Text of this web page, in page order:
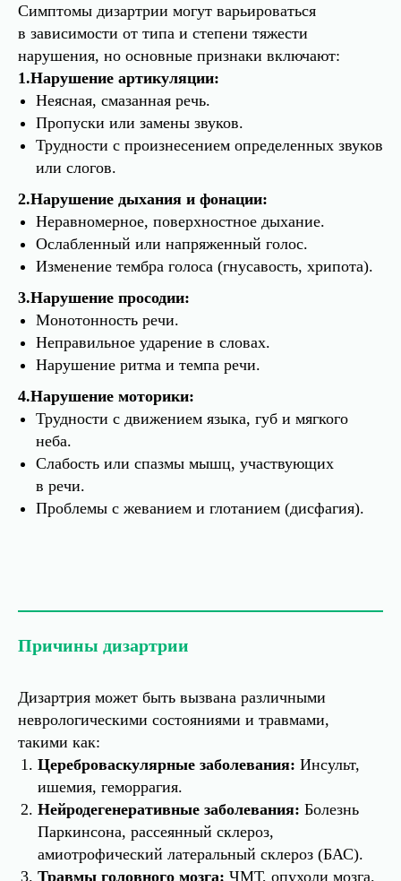
Симптомы дизартрии могут варьироваться
в зависимости от типа и степени тяжести
нарушения, но основные признаки включают:
1.Нарушение артикуляции:
Неясная, смазанная речь.
Пропуски или замены звуков.
Трудности с произнесением определенных звуков
или слогов.
2.Нарушение дыхания и фонации:
Неравномерное, поверхностное дыхание.
Ослабленный или напряженный голос.
Изменение тембра голоса (гнусавость, хрипота).
3.Нарушение просодии:
Монотонность речи.
Неправильное ударение в словах.
Нарушение ритма и темпа речи.
4.Нарушение моторики:
Трудности с движением языка, губ и мягкого
неба.
Слабость или спазмы мышц, участвующих
в речи.
Проблемы с жеванием и глотанием (дисфагия).
Причины дизартрии
Дизартрия может быть вызвана различными
неврологическими состояниями и травмами,
такими как:
Цереброваскулярные заболевания: Инсульт,
ишемия, геморрагия.
Нейродегенеративные заболевания: Болезнь
Паркинсона, рассеянный склероз,
амиотрофический латеральный склероз (БАС).
Травмы головного мозга: ЧМТ, опухоли мозга.